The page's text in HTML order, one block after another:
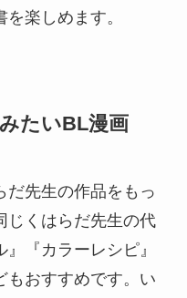
楽しめます。
たいBL漫画
だ先生の作品をもっ
じくはらだ先生の代
『カラーレシピ』
もおすすめです。い